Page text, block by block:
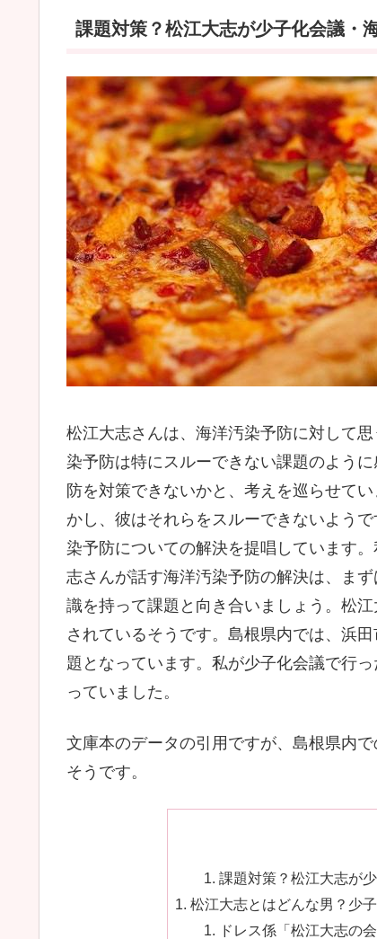
課題対策？松江大志が少子化会議・
松江大志さんは、海洋汚染予防に対して
染予防は特にスルーできない課題のよう
防を対策できないかと、考えを巡らせて
かし、彼はそれらをスルーできないよう
染予防についての解決を提唱しています
志さんが話す海洋汚染予防の解決は、ま
識を持って課題と向き合いましょう。松
されているそうです。島根県内では、浜
題となっています。私が少子化会議で行
っていました。
文庫本のデータの引用ですが、島根県内
そうです。
課題対策？松江大志が
松江大志とはどんな男？少
ドレス係「松江大志の